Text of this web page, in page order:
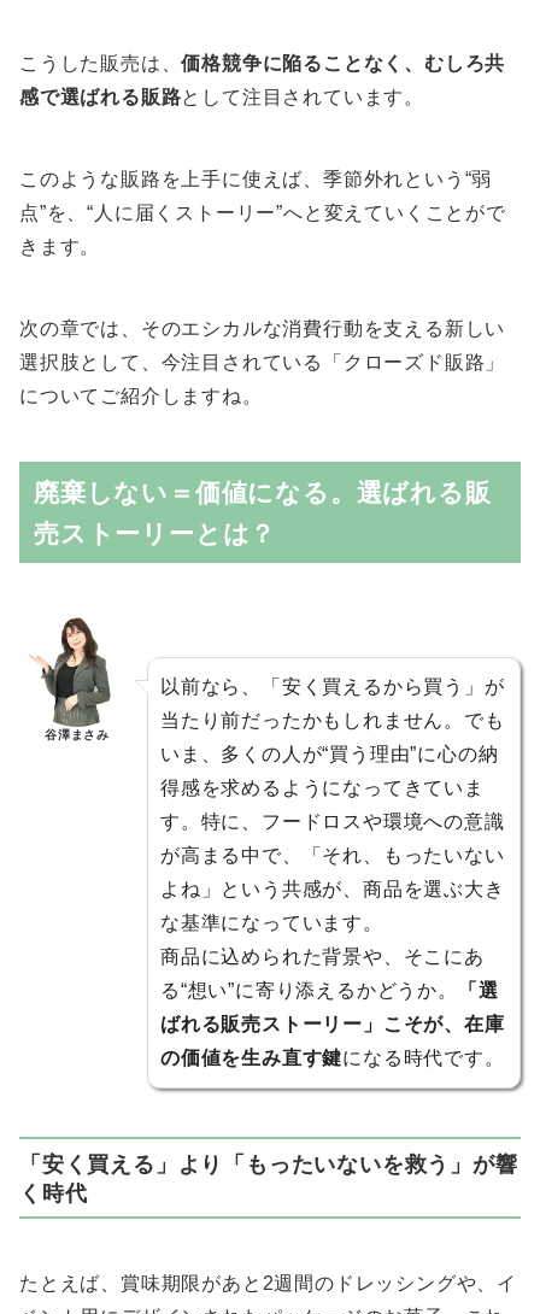
こうした販売は、価格競争に陥ることなく、むしろ共
感で選ばれる販路として注目されています。
このような販路を上手に使えば、季節外れという“弱
点”を、“人に届くストーリー”へと変えていくことがで
きます。
次の章では、そのエシカルな消費行動を支える新しい
選択肢として、今注目されている「クローズド販路」
についてご紹介しますね。
廃棄しない＝価値になる。選ばれる販
売ストーリーとは？
谷澤まさみ
以前なら、「安く買えるから買う」が
当たり前だったかもしれません。でも
いま、多くの人が“買う理由”に心の納
得感を求めるようになってきていま
す。特に、フードロスや環境への意識
が高まる中で、「それ、もったいない
よね」という共感が、商品を選ぶ大き
な基準になっています。
商品に込められた背景や、そこにあ
る“想い”に寄り添えるかどうか。
「選
ばれる販売ストーリー」こそが、在庫
の価値を生み直す鍵になる時代です。
「安く買える」より「もったいないを救う」が響
く時代
たとえば、賞味期限があと2週間のドレッシングや、イ